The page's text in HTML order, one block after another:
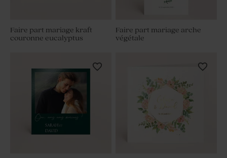
Faire part mariage kraft
couronne eucalyptus
Faire part mariage arche
végétale